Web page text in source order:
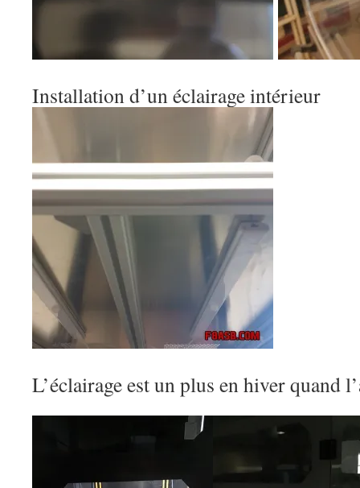
Installation d’un éclairage intérieur
L’éclairage est un plus en hiver quand